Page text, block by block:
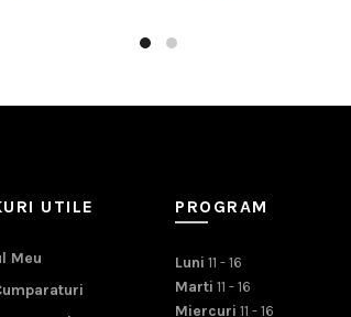
UTILE
Meu
PROGRAM
Luni 11 - 16
Marti 11 - 16
Miercuri 11 - 16